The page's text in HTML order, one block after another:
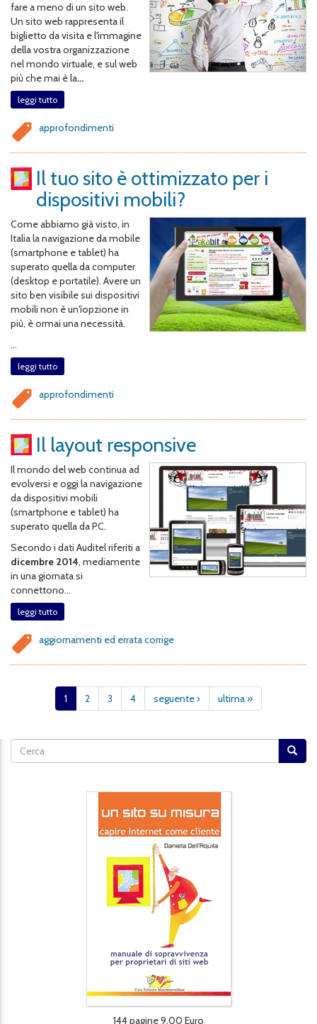
fare a meno di un sito web.
Un sito web rappresenta il
biglietto da visita e l'immagine
della vostra organizzazione
nel mondo virtuale, e sul web
più che mai è la...
leggi tutto
approfondimenti
Il tuo sito è ottimizzato per i
dispositivi mobili?
Come abbiamo già visto, in
Italia la navigazione da mobile
(smartphone e tablet) ha
superato quella da computer
(desktop e portatile). Avere un
sito ben visibile sui dispositivi
mobili non è un'ìopzione in
più, è ormai una necessità.
...
leggi tutto
approfondimenti
Il layout responsive
Il mondo del web continua ad
evolversi e oggi la navigazione
da dispositivi mobili
(smartphone e tablet) ha
superato quella da PC.
Secondo i dati Auditel riferiti a
dicembre 2014, mediamente
in una giornata si
connettono...
leggi tutto
aggiornamenti ed errata corrige
1 2 3 4 seguente › ultima »
Form di ricerca
144 pagine 9,00 Euro